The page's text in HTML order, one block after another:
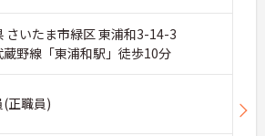
さいたま市緑区 東浦和3-14-3
蔵野線「東浦和駅」徒歩10分
(正職員)